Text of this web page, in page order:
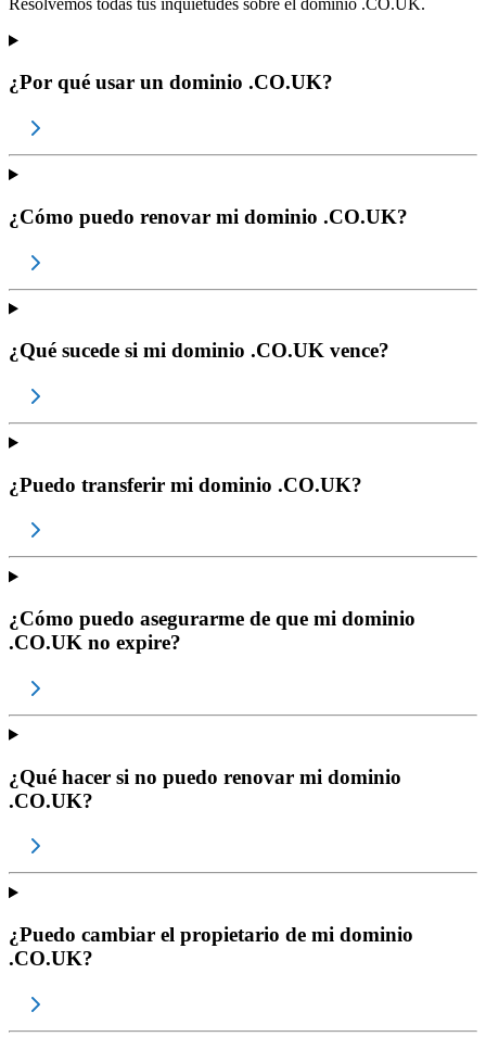
¿Por qué usar un dominio .CO.UK?
¿Cómo puedo renovar mi dominio .CO.UK?
¿Qué sucede si mi dominio .CO.UK vence?
¿Puedo transferir mi dominio .CO.UK?
¿Cómo puedo asegurarme de que mi dominio
.CO.UK no expire?
¿Qué hacer si no puedo renovar mi dominio
.CO.UK?
¿Puedo cambiar el propietario de mi dominio
.CO.UK?